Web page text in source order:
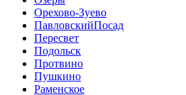
Орехово-Зуево
ПавловскийПосад
Пересвет
Подольск
Протвино
Пушкино
Раменское